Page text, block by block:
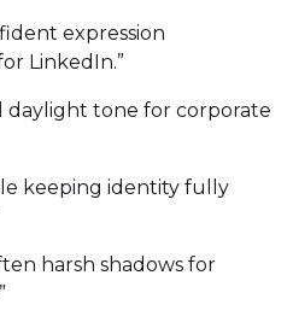
expression
LinkedIn.”
daylight tone for corporate
keeping identity fully
harsh shadows for